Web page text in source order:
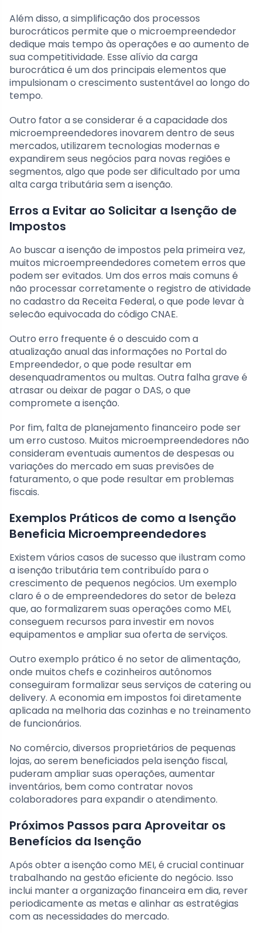
Além disso, a simplificação dos processos
burocráticos permite que o microempreendedor
dedique mais tempo às operações e ao aumento de
sua competitividade. Esse alívio da carga
burocrática é um dos principais elementos que
impulsionam o crescimento sustentável ao longo do
tempo.
Outro fator a se considerar é a capacidade dos
microempreendedores inovarem dentro de seus
mercados, utilizarem tecnologias modernas e
expandirem seus negócios para novas regiões e
segmentos, algo que pode ser dificultado por uma
alta carga tributária sem a isenção.
Erros a Evitar ao Solicitar a Isenção de
Impostos
Ao buscar a isenção de impostos pela primeira vez,
muitos microempreendedores cometem erros que
podem ser evitados. Um dos erros mais comuns é
não processar corretamente o registro de atividade
no cadastro da Receita Federal, o que pode levar à
selecão equivocada do código CNAE.
Outro erro frequente é o descuido com a
atualização anual das informações no Portal do
Empreendedor, o que pode resultar em
desenquadramentos ou multas. Outra falha grave é
atrasar ou deixar de pagar o DAS, o que
compromete a isenção.
Por fim, falta de planejamento financeiro pode ser
um erro custoso. Muitos microempreendedores não
consideram eventuais aumentos de despesas ou
variações do mercado em suas previsões de
faturamento, o que pode resultar em problemas
fiscais.
Exemplos Práticos de como a Isenção
Beneficia Microempreendedores
Existem vários casos de sucesso que ilustram como
a isenção tributária tem contribuído para o
crescimento de pequenos negócios. Um exemplo
claro é o de empreendedores do setor de beleza
que, ao formalizarem suas operações como MEI,
conseguem recursos para investir em novos
equipamentos e ampliar sua oferta de serviços.
Outro exemplo prático é no setor de alimentação,
onde muitos chefs e cozinheiros autônomos
conseguiram formalizar seus serviços de catering ou
delivery. A economia em impostos foi diretamente
aplicada na melhoria das cozinhas e no treinamento
de funcionários.
No comércio, diversos proprietários de pequenas
lojas, ao serem beneficiados pela isenção fiscal,
puderam ampliar suas operações, aumentar
inventários, bem como contratar novos
colaboradores para expandir o atendimento.
Próximos Passos para Aproveitar os
Benefícios da Isenção
Após obter a isenção como MEI, é crucial continuar
trabalhando na gestão eficiente do negócio. Isso
inclui manter a organização financeira em dia, rever
periodicamente as metas e alinhar as estratégias
com as necessidades do mercado.